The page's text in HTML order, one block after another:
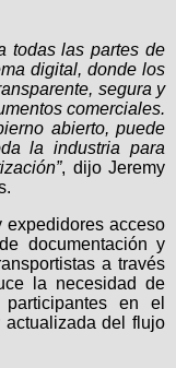
todas las partes de
digital, donde los
segura y
comerciales.
abierto, puede
la industria para
, dijo Jeremy
expedidores acceso
documentación y
a través
la necesidad de
en el
del flujo